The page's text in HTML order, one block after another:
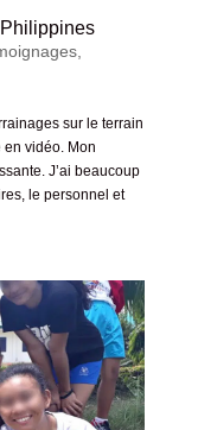
,
sur le terrain
vidéo. Mon
J’ai beaucoup
le personnel et